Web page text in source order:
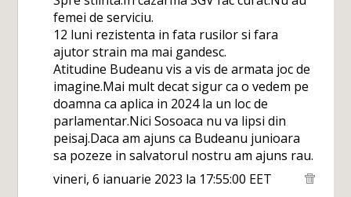
femei de serviciu.
12 luni rezistenta in fata rusilor si fara
ajutor strain ma mai gandesc.
Atitudine Budeanu vis a vis de armata joc de
imagine.Mai mult decat sigur ca o vedem pe
doamna ca aplica in 2024 la un loc de
parlamentar.Nici Sosoaca nu va lipsi din
peisaj.Daca am ajuns ca Budeanu junioara
sa pozeze in salvatorul nostru am ajuns rau.
vineri, 6 ianuarie 2023 la 17:55:00 EET